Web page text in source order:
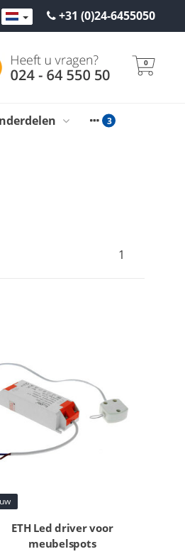
+31 (0)24-6455050
0
1
ETH Led driver voor
meubelspots